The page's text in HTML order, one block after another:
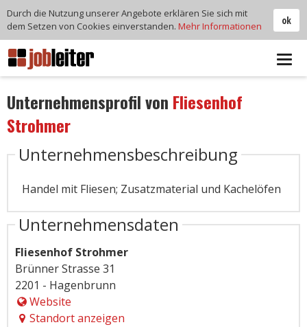
Unternehmensprofil von Fliesenhof
Strohmer
Unternehmensbeschreibung
Handel mit Fliesen; Zusatzmaterial und Kachelöfen
Unternehmensdaten
Fliesenhof Strohmer
Brünner Strasse 31
2201 - Hagenbrunn
Website
Standort anzeigen
ok
Durch die Nutzung unserer Angebote erklären Sie sich mit
dem Setzen von Cookies einverstanden. Mehr Informationen